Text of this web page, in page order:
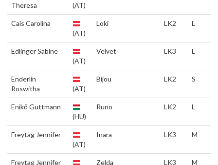
Theresa
(AT)
Cais Carolina
(AT)
Loki LK2 L
Edlinger Sabine
(AT)
Velvet LK3 L
Enderlin
Roswitha
(AT)
Bijou LK2 S
Enikő Guttmann
(HU)
Runo LK2 L
Freytag Jennifer
(AT)
Inara LK3 M
Freytag Jennifer Zelda LK3 M